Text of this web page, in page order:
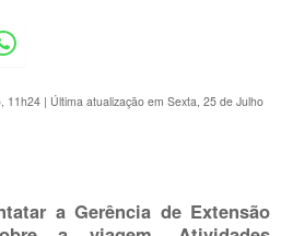
11h24 | Última atualização em Sexta, 25 de Julho
a Gerência de Extensão